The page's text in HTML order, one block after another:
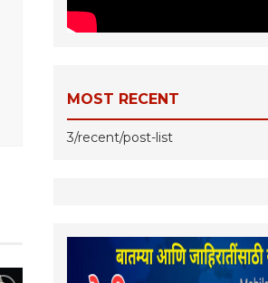
MOST RECENT
3/recent/post-list